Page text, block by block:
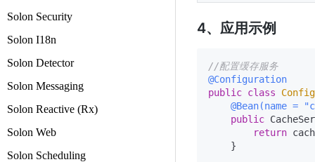
Solon Security
Solon I18n
Solon Detector
Solon Messaging
Solon Reactive (Rx)
Solon Web
Solon Scheduling
4、应用示例
//配置缓存服务
@Configuration
public class
Config
@Bean(name
public
return
    }